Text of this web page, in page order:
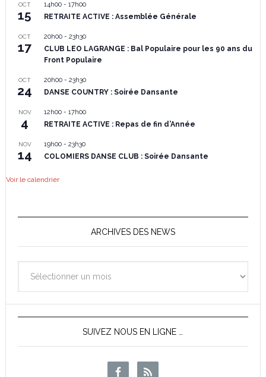
OCT
15
14h00- 17h00
RETRAITE ACTIVE : Assemblée Générale
OCT
17
20h00- 23h30
CLUB LEO LAGRANGE : Bal Populaire pour les 90 ans du
Front Populaire
OCT
24
20h00- 23h30
DANSE COUNTRY : Soirée Dansante
NOV
4
12h00- 17h00
RETRAITE ACTIVE : Repas de fin d’Année
NOV
14
19h00- 23h30
COLOMIERS DANSE CLUB : Soirée Dansante
Voir le calendrier
ARCHIVES DES NEWS
des
News
SUIVEZ NOUS EN LIGNE …